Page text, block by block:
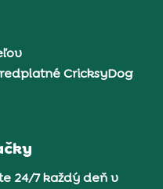
CricksyDog
24/7 každý deň v